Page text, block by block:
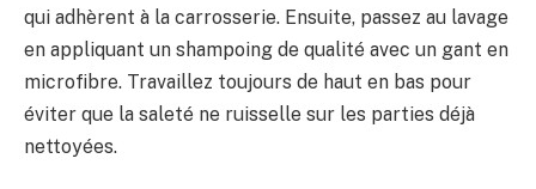
qui adhèrent à la carrosserie. Ensuite, passez au lavage
en appliquant un shampoing de qualité avec un gant en
microfibre. Travaillez toujours de haut en bas pour
éviter que la saleté ne ruisselle sur les parties déjà
nettoyées.